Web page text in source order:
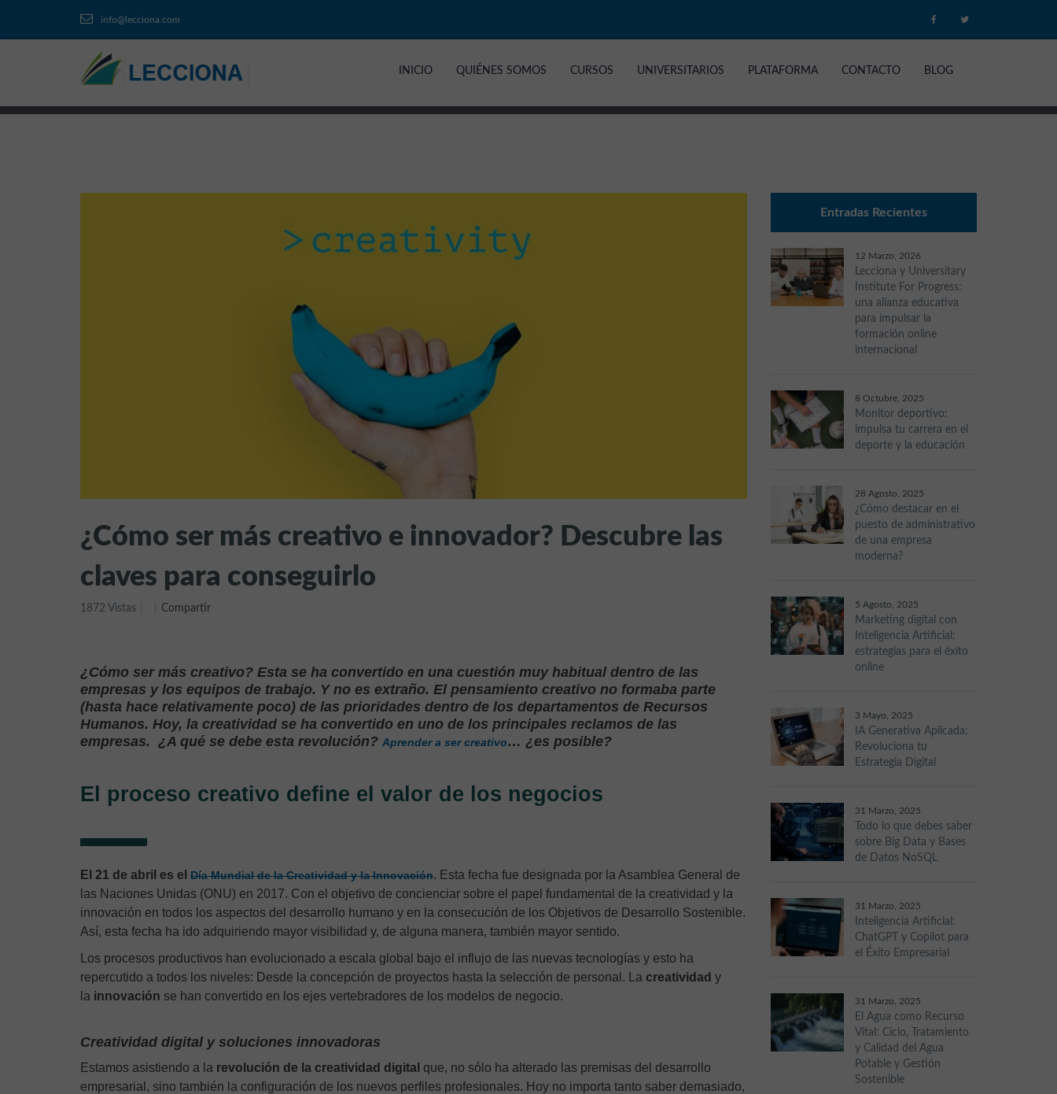
info@lecciona.com
INICIO QUIÉNES SOMOS CURSOS UNIVERSITARIOS PLATAFORMA CONTACTO BLOG
¿Cómo ser más creativo e innovador? Descubre las
claves para conseguirlo
1872 Vistas Compartir
¿Cómo ser más creativo? Esta se ha convertido en una cuestión muy habitual dentro de las
empresas y los equipos de trabajo. Y no es extraño. El pensamiento creativo no formaba parte
(hasta hace relativamente poco) de las prioridades dentro de los departamentos de Recursos
Humanos. Hoy, la creatividad se ha convertido en uno de los principales reclamos de las
empresas. ¿A qué se debe esta revolución? Aprender a ser creativo… ¿es posible?
El proceso creativo define el valor de los negocios
El 21 de abril es el Día Mundial de la Creatividad y la Innovación. Esta fecha fue designada por la Asamblea General de
las Naciones Unidas (ONU) en 2017. Con el objetivo de concienciar sobre el papel fundamental de la creatividad y la
innovación en todos los aspectos del desarrollo humano y en la consecución de los Objetivos de Desarrollo Sostenible.
Así, esta fecha ha ido adquiriendo mayor visibilidad y, de alguna manera, también mayor sentido.
Los procesos productivos han evolucionado a escala global bajo el influjo de las nuevas tecnologías y esto ha
repercutido a todos los niveles: Desde la concepción de proyectos hasta la selección de personal. La creatividad y
la innovación se han convertido en los ejes vertebradores de los modelos de negocio.
Creatividad digital y soluciones innovadoras
Estamos asistiendo a la revolución de la creatividad digital que, no sólo ha alterado las premisas del desarrollo
empresarial, sino también la configuración de los nuevos perfiles profesionales. Hoy no importa tanto saber demasiado,
Entradas Recientes
12 Marzo, 2026
Lecciona y Universitary
Institute For Progress:
una alianza educativa
para impulsar la
formación online
internacional
8 Octubre, 2025
Monitor deportivo:
impulsa tu carrera en el
deporte y la educación
28 Agosto, 2025
¿Cómo destacar en el
puesto de administrativo
de una empresa
moderna?
5 Agosto, 2025
Marketing digital con
Inteligencia Artificial:
estrategias para el éxito
online
3 Mayo, 2025
IA Generativa Aplicada:
Revoluciona tu
Estrategia Digital
31 Marzo, 2025
Todo lo que debes saber
sobre Big Data y Bases
de Datos NoSQL
31 Marzo, 2025
Inteligencia Artificial:
ChatGPT y Copilot para
el Éxito Empresarial
31 Marzo, 2025
El Agua como Recurso
Vital: Ciclo, Tratamiento
y Calidad del Agua
Potable y Gestión
Sostenible